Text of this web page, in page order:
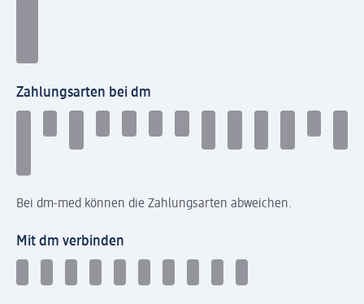
Zahlungsarten bei dm
Bei dm-med können die Zahlungsarten abweichen.
Mit dm verbinden